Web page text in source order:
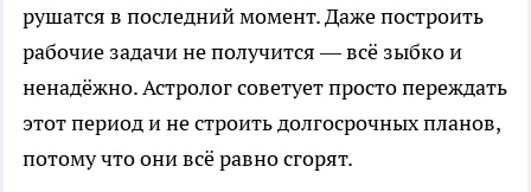
рушатся в последний момент. Даже построить
рабочие задачи не получится — всё зыбко и
ненадёжно. Астролог советует просто переждать
этот период и не строить долгосрочных планов,
потому что они всё равно сгорят.